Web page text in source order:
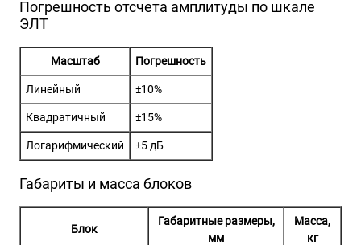
Погрешность отсчета амплитуды по шкале
ЭЛТ
Масштаб Погрешность
Линейный ±10%
Квадратичный ±15%
Логарифмический ±5 дБ
Габариты и масса блоков
Блок
Габаритные размеры,
мм
Масса,
кг